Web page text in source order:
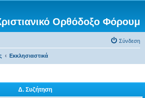
Ορθόδοξο Φόρουμ
Σύνδεση
Εκκλησιαστικά
Δ. Συζήτηση